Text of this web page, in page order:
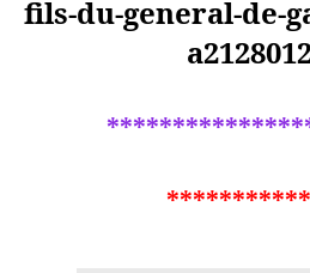
fils-du-general-de-